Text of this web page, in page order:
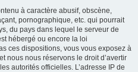
à caractère abusif, obscène,
pornographique, etc. qui pourrait
du pays dans lequel le serveur de
hébergé ou encore la loi
ces dispositions, vous vous exposez à
nous nous réservons le droit d’avertir
autorités officielles. L’adresse IP de